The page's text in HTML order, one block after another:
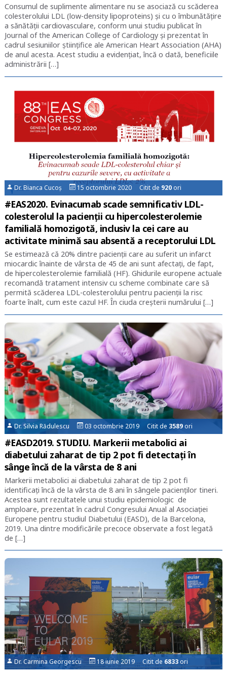
Consumul de suplimente alimentare nu se asociază cu scăderea
colesterolului LDL (low-density lipoproteins) şi cu o îmbunătăţire
a sănătăţii cardiovasculare, conform unui studiu publicat în
Journal of the American College of Cardiology şi prezentat în
cadrul sesiuniilor ştiinţifice ale American Heart Association (AHA)
de anul acesta. Acest studiu a evidenţiat, încă o dată, beneficiile
administrării […]
Dr. Bianca Cucoș 15 octombrie 2020 Citit de 920 ori
#EAS2020. Evinacumab scade semnificativ LDL-
colesterolul la pacienții cu hipercolesterolemie
familială homozigotă, inclusiv la cei care au
activitate minimă sau absentă a receptorului LDL
Se estimează că 20% dintre pacienții care au suferit un infarct
miocardic înainte de vârsta de 45 de ani sunt afectați, de fapt,
de hipercolesterolemie familială (HF). Ghidurile europene actuale
recomandă tratament intensiv cu scheme combinate care să
permită scăderea LDL-colesterolului pentru pacienții la risc
foarte înalt, cum este cazul HF. În ciuda creșterii numărului […]
Dr. Silvia Rădulescu 03 octombrie 2019 Citit de 3589ori
#EASD2019. STUDIU. Markerii metabolici ai
diabetului zaharat de tip 2 pot fi detectați în
sânge încă de la vârsta de 8 ani
Markerii metabolici ai diabetului zaharat de tip 2 pot fi
identificați încă de la vârsta de 8 ani în sângele pacienților tineri.
Acestea sunt rezultatele unui studiu epidemiologic de
amploare, prezentat în cadrul Congresului Anual al Asociației
Europene pentru studiul Diabetului (EASD), de la Barcelona,
2019. Una dintre modificările precoce observate a fost legată
de […]
Dr. Carmina Georgescu 18 iunie 2019 Citit de 6833ori